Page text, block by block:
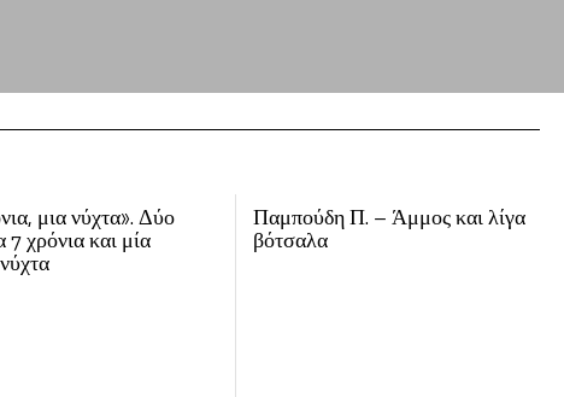
μια νύχτα». Δύο
7 χρόνια και μία
Παμπούδη Π. – Άμμος και λίγα
βότσαλα